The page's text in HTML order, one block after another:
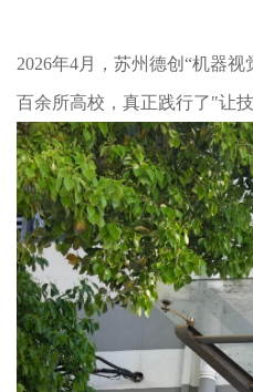
2026年4月，苏州德创“机器
百余所高校，真正践行了"让